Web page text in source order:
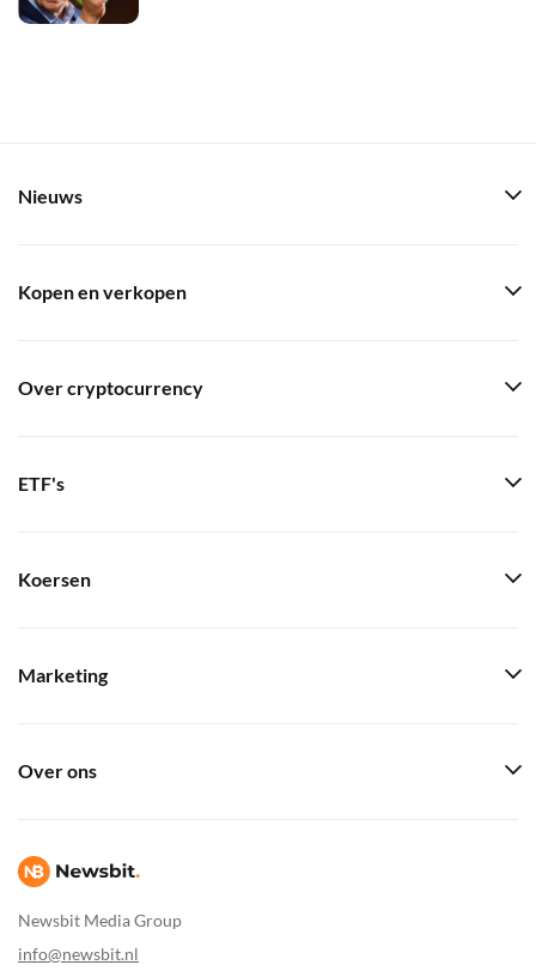
Newsbit Media Group
info@newsbit.nl
Nieuws
Kopen en verkopen
Over cryptocurrency
ETF's
Koersen
Marketing
Over ons